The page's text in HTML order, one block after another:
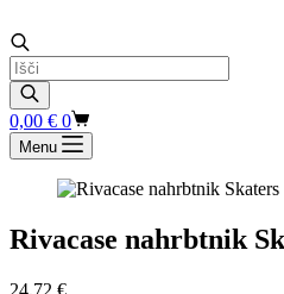
Products
search
Shopping
cart
0,00 € 0
Menu
Rivacase nahrbtnik
24,72 €